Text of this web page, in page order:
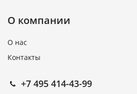
О компании
О нас
Контакты
+7 495 414-43-99